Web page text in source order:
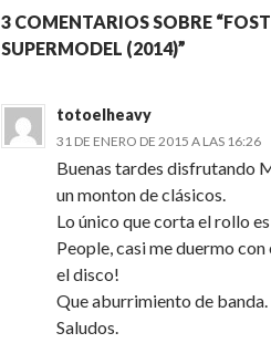
3 COMENTARIOS SOBRE
SUPERMODEL (2014)”
totoelheavy
31 DE ENERO DE 2015 A LAS 16:26
Buenas tardes disfrutando
un monton de clásicos.
Lo único que corta el rollo
People, casi me duermo
el disco!
Que aburrimiento de banda.
Saludos.